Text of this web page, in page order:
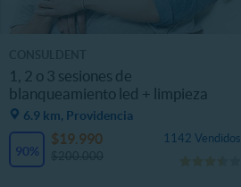
1, 2 o 3 sesiones de
blanqueamiento led + limpieza
dental
6.9 km, Providencia
90%
1142 Vendidos
$19.990